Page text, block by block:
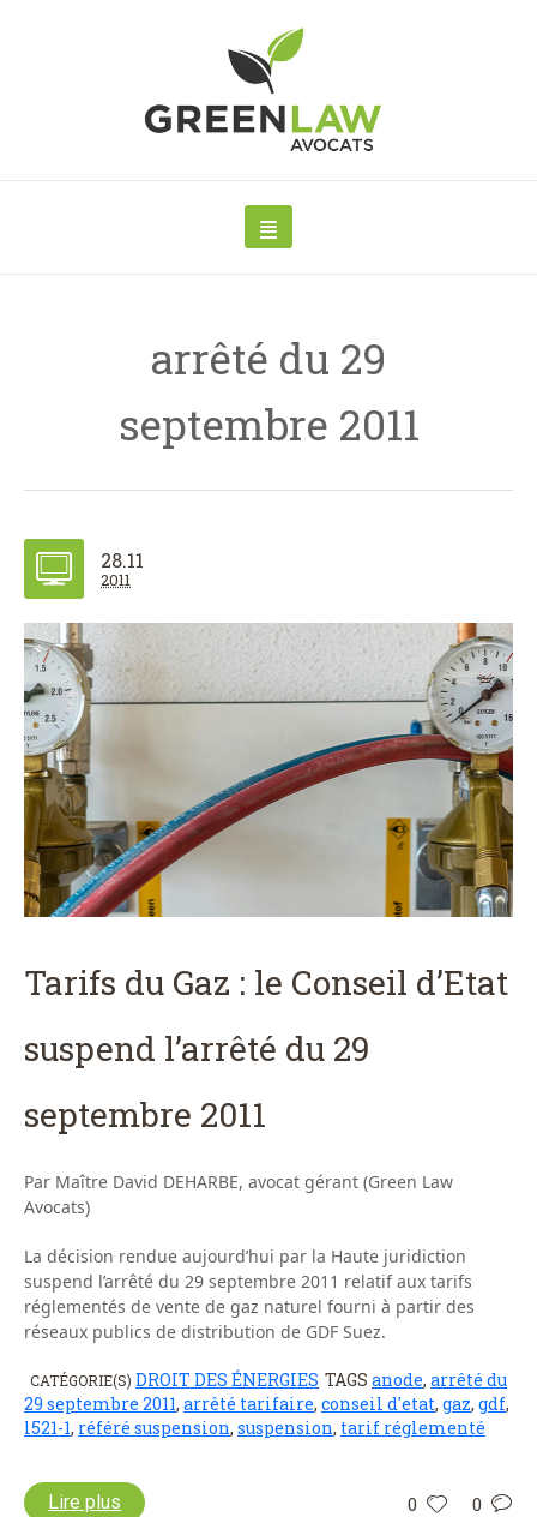
arrêté du 29
septembre 2011
28.11
2011
Tarifs du Gaz : le Conseil d’Etat
suspend l’arrêté du 29
septembre 2011
Par Maître David DEHARBE, avocat gérant (Green Law
Avocats)
La décision rendue aujourd’hui par la Haute juridiction
suspend l’arrêté du 29 septembre 2011 relatif aux tarifs
réglementés de vente de gaz naturel fourni à partir des
réseaux publics de distribution de GDF Suez.
CATÉGORIE(S) DROIT DES ÉNERGIES TAGS anode, arrêté du
29 septembre 2011, arrêté tarifaire, conseil d'etat, gaz, gdf,
l521-1, référé suspension, suspension, tarif réglementé
0 0
Lire plus